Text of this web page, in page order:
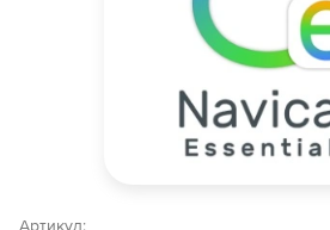
Артикул: